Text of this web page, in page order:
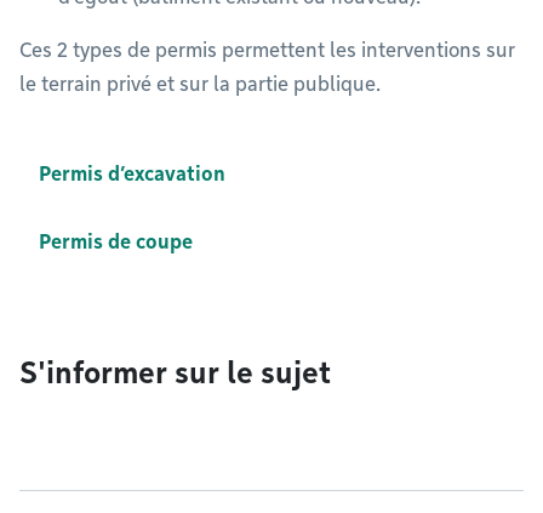
Ces 2 types de permis permettent les interventions sur
le terrain privé et sur la partie publique.
Permis d’excavation
Permis de coupe
S'informer sur le sujet